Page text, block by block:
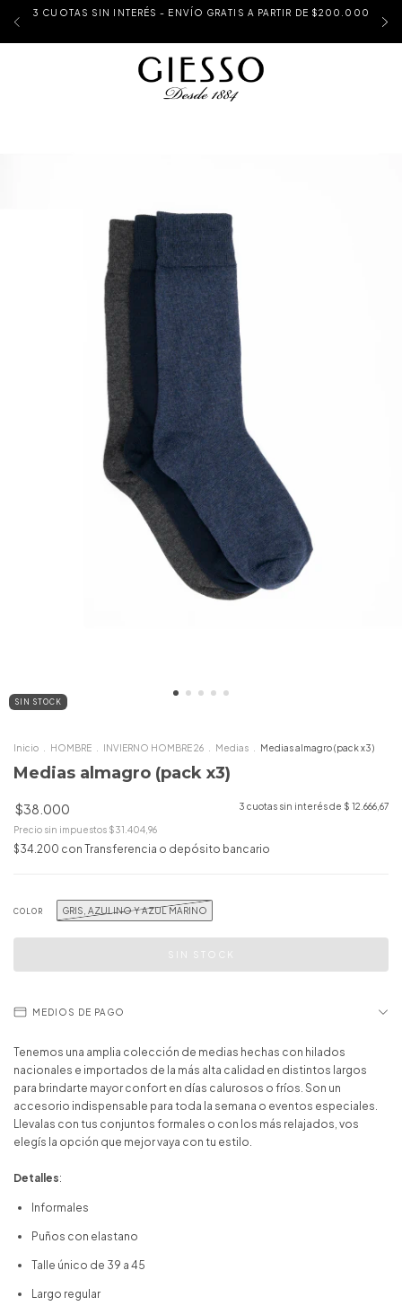
3 CUOTAS SIN INTERÉS - ENVÍO GRATIS A PARTIR DE $200.000
SIN STOCK
Inicio HOMBRE INVIERNO HOMBRE 26 Medias Medias almagro (pack x3)
Medias almagro (pack x3)
$38.000 3 cuotas sin interés de $ 12.666,67
Precio sin impuestos $31.404,96
$34.200 con Transferencia o depósito bancario
COLOR GRIS, AZULINO Y AZUL MARINO
MEDIOS DE PAGO
Tenemos una amplia colección de medias hechas con hilados
nacionales e importados de la más alta calidad en distintos largos
para brindarte mayor confort en días calurosos o fríos. Son un
accesorio indispensable para toda la semana o eventos especiales.
Llevalas con tus conjuntos formales o con los más relajados, vos
elegís la opción que mejor vaya con tu estilo.
Detalles:
Informales
Puños con elastano
Talle único de 39 a 45
Largo regular